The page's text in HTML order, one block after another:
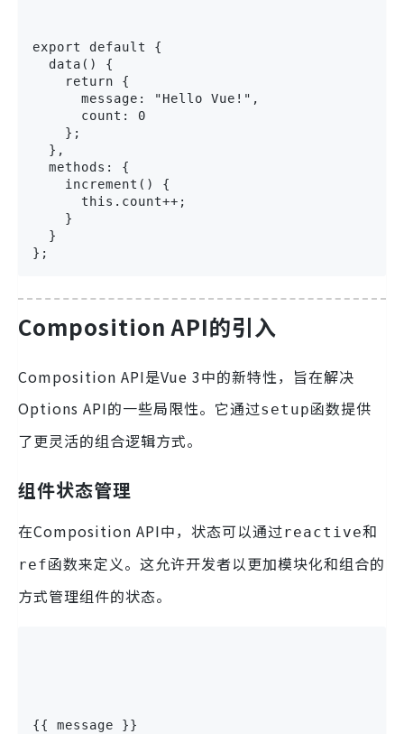
export default {
  data() {
    return {
      message: "Hello Vue!",
      count: 0
    };
  },
  methods: {
    increment() {
      this.count++;
    }
  }
Composition API的引入
Composition API是Vue 3中的新特性，旨在解决
Options API的一些局限性。它通过setup函数提供
了更灵活的组合逻辑方式。
组件状态管理
在Composition API中，状态可以通过reactive和
ref函数来定义。这允许开发者以更加模块化和组合的
方式管理组件的状态。
{{ message }}